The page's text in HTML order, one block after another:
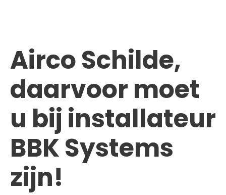
Airco Schilde,
daarvoor moet
u bij installateur
BBK Systems
zijn!